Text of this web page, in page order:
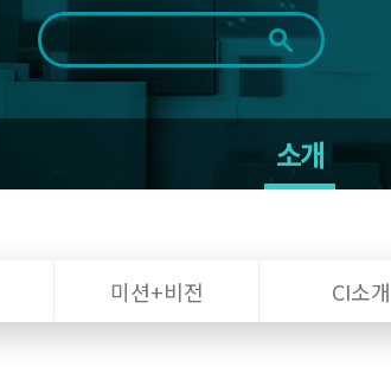
검색범위 전체
기간 전체 1일 1주 1개월 3개월 1년
~
소개
미션+비전 CI소개